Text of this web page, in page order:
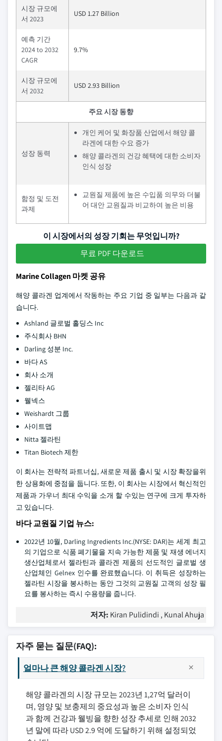
시장 규모에
서 2023
USD 1.27 Billion
예측 기간
2024 to 2032
CAGR
9.7%
시장 규모에
서 2032
USD 2.93 Billion
주요 시장 동향
성장 동력
개인 케어 및 화장품 산업에서 해양 콜
라겐에 대한 수요 증가
해양 콜라겐의 건강 혜택에 대한 소비자
인식 성장
함정 및 도전
과제
교원질 제품에 높은 수입품 의무와 더불
어 대안 교원질과 비교하여 높은 비용
이 시장에서의 성장 기회는 무엇입니까?
무료 PDF 다운로드
Marine Collagen 마켓 공유
해양 콜라겐 업계에서 작동하는 주요 기업 중 일부는 다음과 같
습니다.
Ashland 글로벌 홀딩스 Inc
주식회사 BHN
Darling 성분 Inc.
바다 AS
회사 소개
젤리타 AG
웰넥스
Weishardt 그룹
사이트맵
Nitta 젤라틴
Titan Biotech 제한
이 회사는 전략적 파트너십, 새로운 제품 출시 및 시장 확장을위
한 상용화에 중점을 둡니다. 또한, 이 회사는 시장에서 혁신적인
제품과 가우너 최대 수익을 소개 할 수있는 연구에 크게 투자하
고 있습니다.
바다 교원질 기업 뉴스:
2022년 10월, Darling Ingredients Inc.(NYSE: DAR)는 세계 최고
의 기업으로 식품 폐기물을 지속 가능한 제품 및 재생 에너지
생산업체로서 젤라틴과 콜라겐 제품의 선도적인 글로벌 생
산업체인 Gelnex 인수를 완료했습니다. 이 취득은 성장하는
젤라틴 시장을 봉사하는 동안 그것의 교원질 고객의 성장 필
요를 봉사하는 즉시 수용량을 줍니다.
저자: Kiran Pulidindi , Kunal Ahuja
자주 묻는 질문(FAQ):
얼마나 큰 해양 콜라겐 시장?
해양 콜라겐의 시장 규모는 2023년 1,27억 달러이
며, 영양 및 보충제의 중요성과 높은 소비자 인식
과 함께 건강과 웰빙을 향한 성장 추세로 인해 2032
년 말에 따라 USD 2.9 억에 도달하기 위해 설정되었